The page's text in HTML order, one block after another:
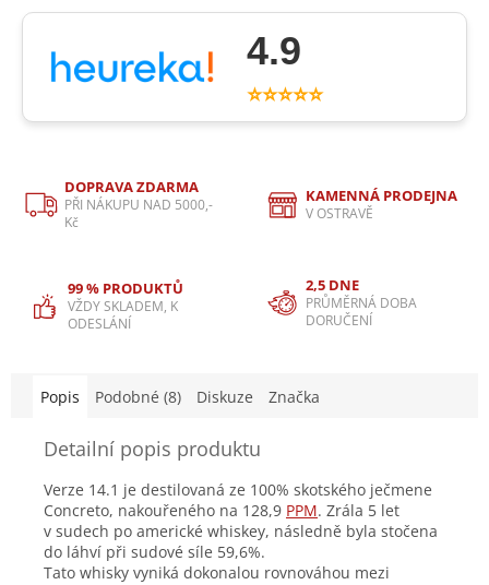
4.9
⭐⭐⭐⭐⭐
DOPRAVA ZDARMA
PŘI NÁKUPU NAD 5000,-
Kč
KAMENNÁ PRODEJNA
V OSTRAVĚ
99 % PRODUKTŮ
VŽDY SKLADEM, K
ODESLÁNÍ
2,5 DNE
PRŮMĚRNÁ DOBA
DORUČENÍ
Popis Podobné (8) Diskuze Značka
Detailní popis produktu
Verze 14.1 je destilovaná ze 100% skotského ječmene
Concreto, nakouřeného na 128,9 PPM. Zrála 5 let
v sudech po americké whiskey, následně byla stočena
do láhví při sudové síle 59,6%.
Tato whisky vyniká dokonalou rovnováhou mezi